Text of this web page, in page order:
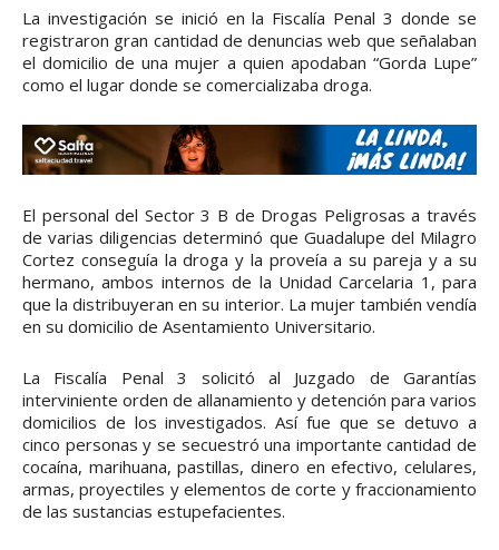
La investigación se inició en la Fiscalía Penal 3 donde se
registraron gran cantidad de denuncias web que señalaban
el domicilio de una mujer a quien apodaban “Gorda Lupe”
como el lugar donde se comercializaba droga.
El personal del Sector 3 B de Drogas Peligrosas a través
de varias diligencias determinó que Guadalupe del Milagro
Cortez conseguía la droga y la proveía a su pareja y a su
hermano, ambos internos de la Unidad Carcelaria 1, para
que la distribuyeran en su interior. La mujer también vendía
en su domicilio de Asentamiento Universitario.
La Fiscalía Penal 3 solicitó al Juzgado de Garantías
interviniente orden de allanamiento y detención para varios
domicilios de los investigados. Así fue que se detuvo a
cinco personas y se secuestró una importante cantidad de
cocaína, marihuana, pastillas, dinero en efectivo, celulares,
armas, proyectiles y elementos de corte y fraccionamiento
de las sustancias estupefacientes.